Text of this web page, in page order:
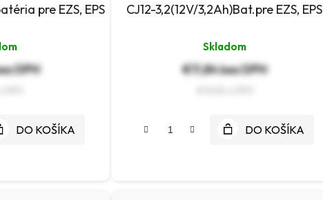
pre EZS, EPS
DPH
DO KOŠÍKA
CJ12-3,2(12V/3,2Ah)Bat.pre EZS, EPS
Skladom
€11,84 bez DPH
DO KOŠÍKA